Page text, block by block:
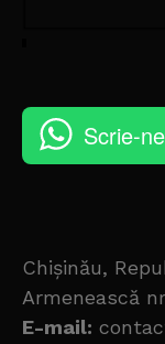
Scrie-
Chișinău,
Armenească
E-mail: